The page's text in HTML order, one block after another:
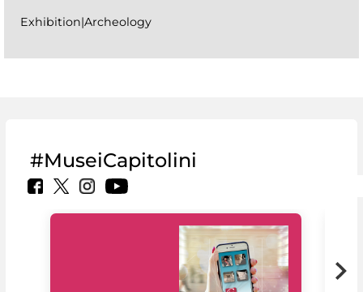
Exhibition|Archeology
#MuseiCapitolini